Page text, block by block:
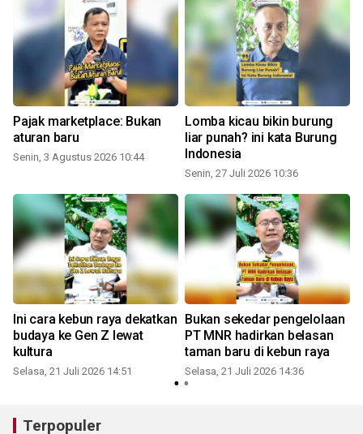
Pajak marketplace: Bukan
aturan baru
Senin, 3 Agustus 2026 10:44
Lomba kicau bikin burung
liar punah? ini kata Burung
Indonesia
Senin, 27 Juli 2026 10:36
Ini cara kebun raya dekatkan
budaya ke Gen Z lewat
kultura
Selasa, 21 Juli 2026 14:51
Bukan sekedar pengelolaan
PT MNR hadirkan belasan
taman baru di kebun raya
Selasa, 21 Juli 2026 14:36
Terpopuler